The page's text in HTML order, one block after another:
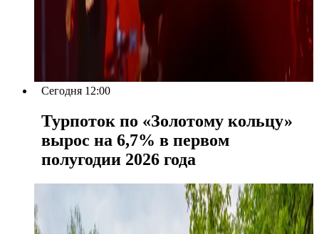
Сегодня 12:00
Турпоток по «Золотому кольцу»
вырос на 6,7% в первом
полугодии 2026 года